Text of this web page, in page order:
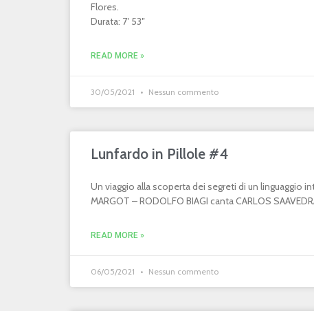
Flores.
Durata: 7′ 53″
READ MORE »
30/05/2021 Nessun commento
Lunfardo in Pillole #4
Un viaggio alla scoperta dei segreti di un linguaggio
MARGOT – RODOLFO BIAGI canta CARLOS
READ MORE »
06/05/2021 Nessun commento